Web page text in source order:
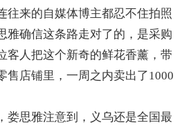
往来的自媒体博主都忍不住拍照
雅确信这条路走对了的，是采购
人把这个新奇的鲜花香薰，带
售店铺里，一周之内卖出了1000
思雅注意到，义乌还是全国最